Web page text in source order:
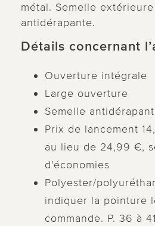
métal. Semelle extérieure
antidérapante.
Détails concernant
Ouverture intégrale
Large ouverture
Semelle
Prix de lancement
au lieu de 24,99 €,
d'économies
Polyester/
indiquer la pointure
commande. P. 36 à